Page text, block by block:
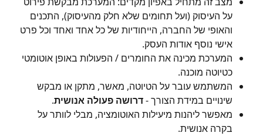
על העיסוק (ועל תחומים שלא חלק מהעיסוק), התכנים
והאופי של החברה, הייחודיות של כל אחד ואחד וכל פרט
אישי נוסף אודות העסק.
המערכת מכינה את החומרים / הפעולות באופן אוטומטי
כטיוטה מוכנה.
המשתמש עובר על הטיוטה, מאשר, מתקן או מבקש
שינויים במידת הצורך - דרושה פעולה אנושית.
מאפשר ליהנות מיעילות האוטומציה, מבלי לוותר על
בקרה אנושית.